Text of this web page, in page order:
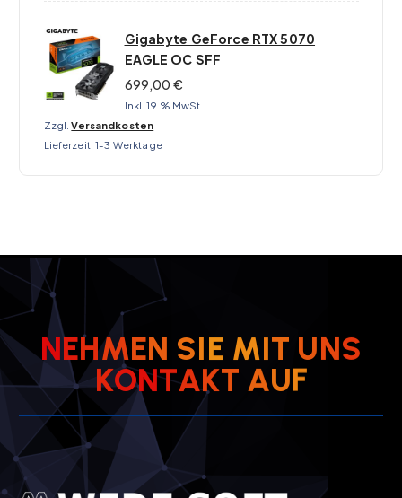
Gigabyte GeForce RTX 5070
EAGLE OC SFF
699,00 €
Inkl. 19 % MwSt.
Zzgl.Versandkosten
Lieferzeit:1-3 Werktage
NEHMEN SIE MIT UNS
KONTAKT AUF